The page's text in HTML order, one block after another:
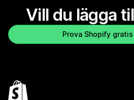
Vill du lägga
Prova Shopify